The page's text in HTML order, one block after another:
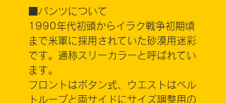
■パンツについて
1990年代初頭からイラク戦争初期頃
まで米軍に採用されていた砂漠用迷彩
です。通称スリーカラーと呼ばれてい
ます。
フロントはボタン式、ウエストはベル
トループと両サイドにサイズ調整用の